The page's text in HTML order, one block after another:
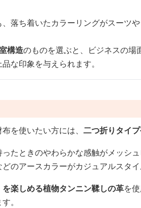
落ち着いたカラーリングがスーツ
構造のものを選ぶと、ビジネスの場
な印象を与えられます。
を使いたい方には、 二つ折りタイ
たときのやわらかな感触がメッシュ
のアースカラーがカジュアルスタイ
楽しめる植物タンニン鞣しの革を
。